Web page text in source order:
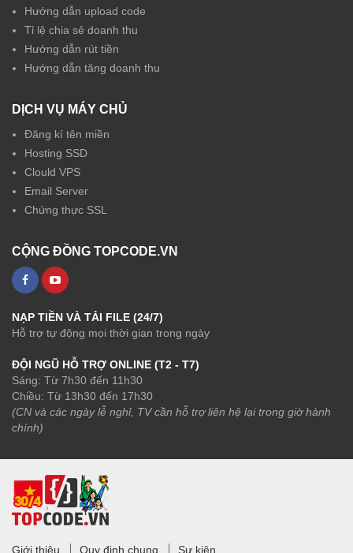
Hướng dẫn upload code
Tỉ lệ chia sẻ doanh thu
Hướng dẫn rút tiền
Hướng dẫn tăng doanh thu
DỊCH VỤ MÁY CHỦ
Đăng kí tên miền
Hosting SSD
Clould VPS
Email Server
Chứng thực SSL
CỘNG ĐỒNG TOPCODE.VN
NẠP TIỀN VÀ TẢI FILE (24/7)
Hỗ trợ tự động mọi thời gian trong ngày
ĐỘI NGŨ HỖ TRỢ ONLINE (T2 - T7)
Sáng: Từ 7h30 đến 11h30
Chiều: Từ 13h30 đến 17h30
(CN và các ngày lễ nghỉ, TV cần hỗ trợ liên hệ lại trong giờ hành
chính)
Giới thiệu Quy định chung Sự kiện